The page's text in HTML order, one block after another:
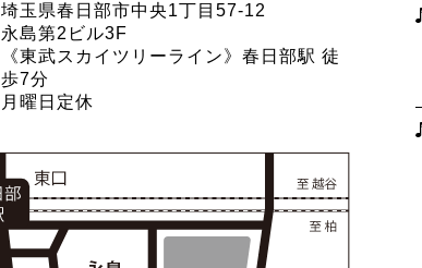
埼玉県春日部市中央1丁目57-12
永島第2ビル3F
《東武スカイツリーライン》春日部駅 徒
歩7分
月曜日定休